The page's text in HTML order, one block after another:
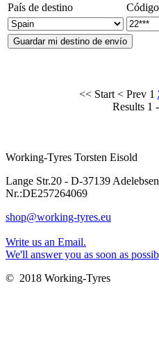
País de destino
<< Start < Prev 1
Results 1
Working-Tyres Torsten Eisold
Lange Str.20 - D-37139
Nr.:DE257264069
shop@working-tyres.eu
Write us an Email.
We'll answer you as soon as
© 2018 Working-Tyres